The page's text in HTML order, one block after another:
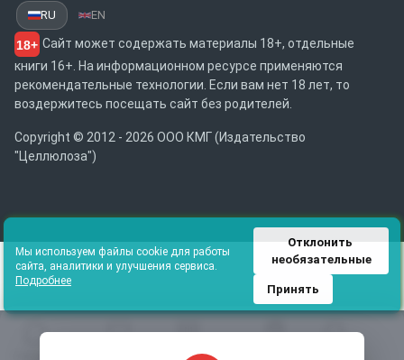
Каталог
RU EN
18+ Сайт может содержать материалы 18+, отдельные
книги 16+. На информационном ресурсе применяются
рекомендательные технологии. Если вам нет 18 лет, то
воздержитесь посещать сайт без родителей.
Copyright © 2012 - 2026 ООО КМГ (Издательство
"Целлюлоза")
Мы используем файлы cookie для работы
сайта, аналитики и улучшения сервиса.
Подробнее
Отклонить
необязательные
Принять